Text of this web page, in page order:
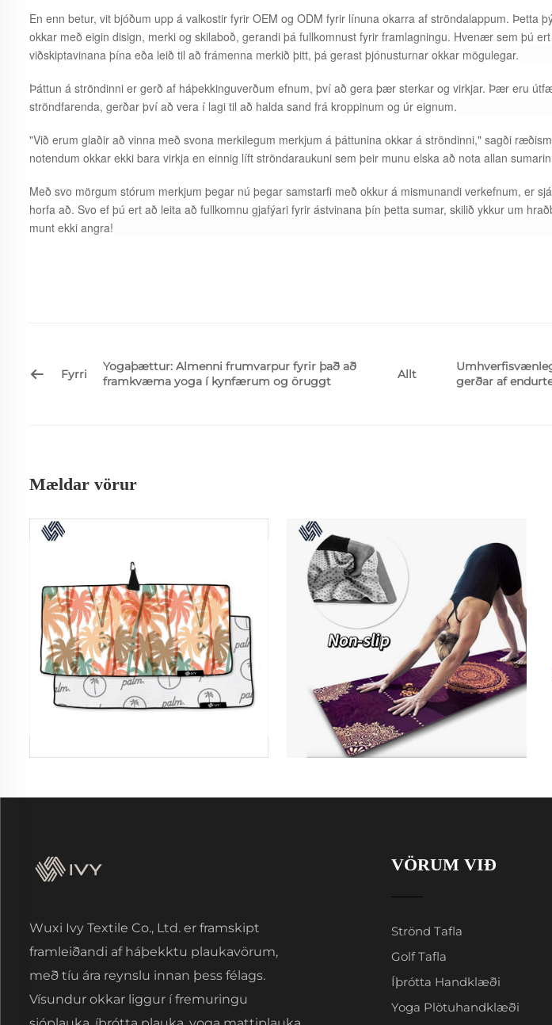
En enn betur, vit bjóðum upp á valkostir fyrir OEM og ODM fyrir línuna okarra af ströndalappum. Þetta
okkar með eigin disign, merki og skilaboð, gerandi þá fullkomnust fyrir framlagningu. Hvenær sem þú
viðskiptavinana þína eða leið til að frámenna merkið þitt, þá gerast þjónusturnar okkar mögulegar.
Þáttun á ströndinni er gerð af háþekkinguverðum efnum, því að gera þær sterkar og virkjar. Þær eru
ströndfarenda, gerðar því að vera í lagi til að halda sand frá kroppinum og úr eignum.
"Við erum glaðir að vinna með svona merkilegum merkjum á þáttunina okkar á ströndinni," sagði
notendum okkar ekki bara virkja en einnig líft ströndaraukuni sem þeir munu elska að nota allan
Með svo mörgum stórum merkjum þegar nú þegar samstarfi með okkur á mismunandi verkefnum, er
horfa að. Svo ef þú ert að leita að fullkomnu gjafýari fyrir ástvinana þín þetta sumar, skilið ykkur um
munt ekki angra!
Fyrri
Yogaþættur: Almenni frumvarpur fyrir það að
framkvæma yoga í kynfærum og öruggt
Allt
gerðar af
Mældar vörur
Wuxi Ivy Textile Co., Ltd. er framskipt
framleiðandi af háþekktu plaukavörum,
með tíu ára reynslu innan þess félags.
Vísundur okkar liggur í fremuringu
VÖRUM VIÐ
Strönd Tafla
Golf Tafla
Íþrótta Handklæði
Yoga Plötuhandklæði